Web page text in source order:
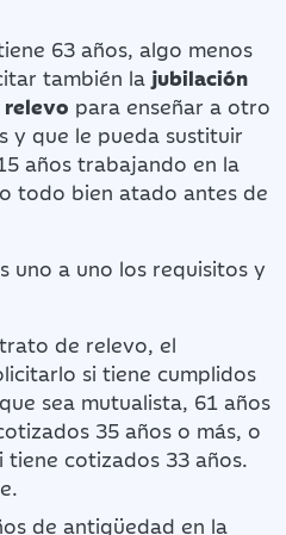
63 años, algo menos
también la jubilación
para enseñar a otro
y que le pueda sustituir
años trabajando en la
todo bien atado antes de
uno a uno los requisitos y
de relevo, el
si tiene cumplidos
sea mutualista, 61 años
35 años o más, o
tiene cotizados 33 años.
de antigüedad en la